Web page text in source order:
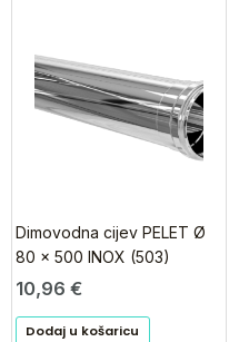
Dimovodna cijev PELET Ø
80 x 500 INOX (503)
10,96 €
Dodaj u košaricu